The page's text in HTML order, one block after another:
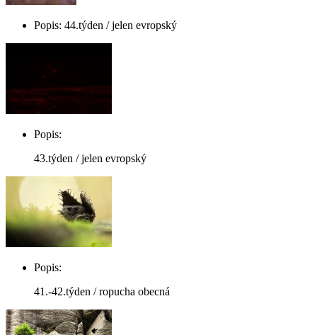
Popis: 44.týden / jelen evropský
Popis:
43.týden / jelen evropský
Popis:
41.-42.týden / ropucha obecná